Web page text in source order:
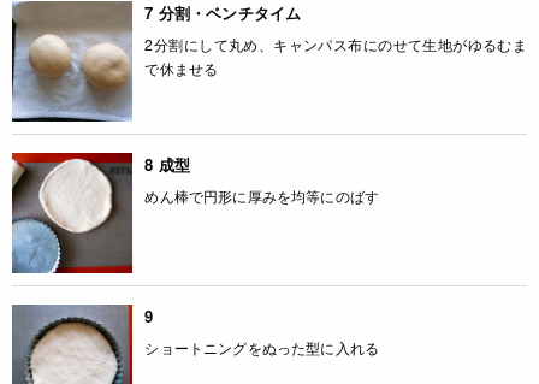
7 分割・ベンチタイム
2分割にして丸め、キャンパス布にのせて生地がゆるむま
で休ませる
8 成型
めん棒で円形に厚みを均等にのばす
9
ショートニングをぬった型に入れる